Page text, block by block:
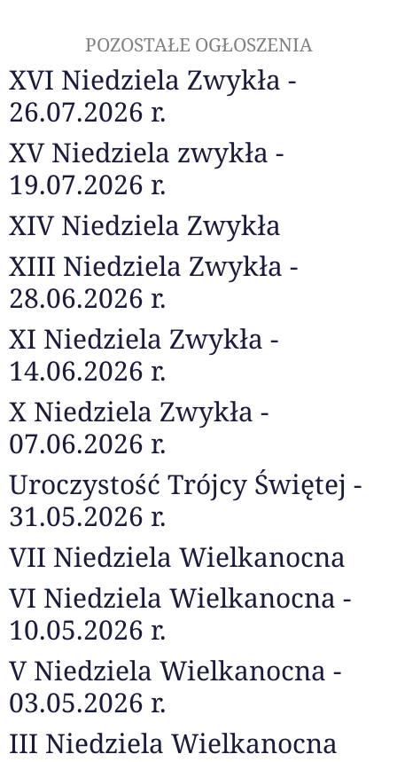
POZOSTAŁE OGŁOSZENIA
XVI Niedziela Zwykła -
26.07.2026 r.
XV Niedziela zwykła -
19.07.2026 r.
XIV Niedziela Zwykła
XIII Niedziela Zwykła -
28.06.2026 r.
XI Niedziela Zwykła -
14.06.2026 r.
X Niedziela Zwykła -
07.06.2026 r.
Uroczystość Trójcy Świętej -
31.05.2026 r.
VII Niedziela Wielkanocna
VI Niedziela Wielkanocna -
10.05.2026 r.
V Niedziela Wielkanocna -
03.05.2026 r.
III Niedziela Wielkanocna